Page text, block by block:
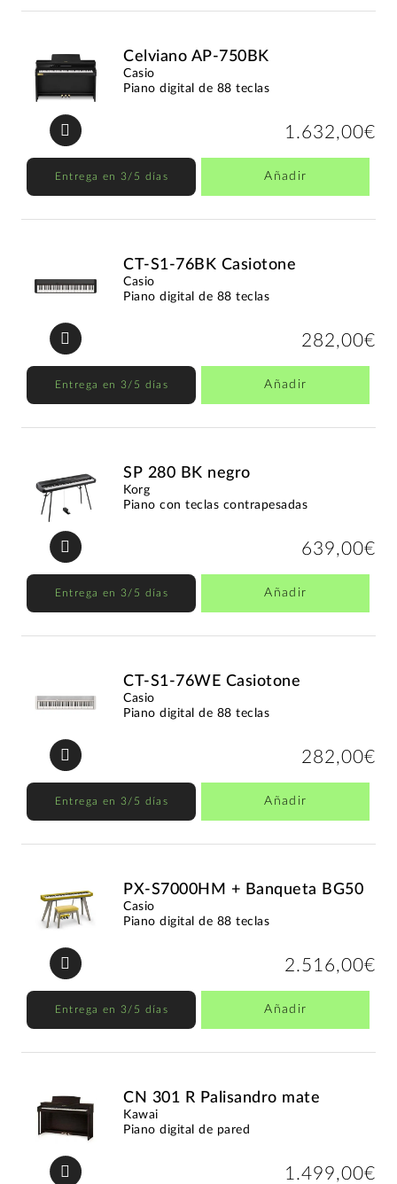
Celviano AP-750BK
Casio
Piano digital de 88 teclas
1.632,00€
Entrega en 3/5 días Añadir
CT-S1-76BK Casiotone
Casio
Piano digital de 88 teclas
282,00€
Entrega en 3/5 días Añadir
SP 280 BK negro
Korg
Piano con teclas contrapesadas
639,00€
Entrega en 3/5 días Añadir
CT-S1-76WE Casiotone
Casio
Piano digital de 88 teclas
282,00€
Entrega en 3/5 días Añadir
PX-S7000HM + Banqueta BG50
Casio
Piano digital de 88 teclas
2.516,00€
Entrega en 3/5 días Añadir
CN 301 R Palisandro mate
Kawai
Piano digital de pared
1.499,00€